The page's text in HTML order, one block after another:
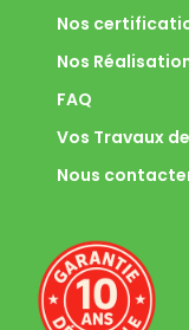
Nos
Nos
FAQ
Vos Travaux
Nous